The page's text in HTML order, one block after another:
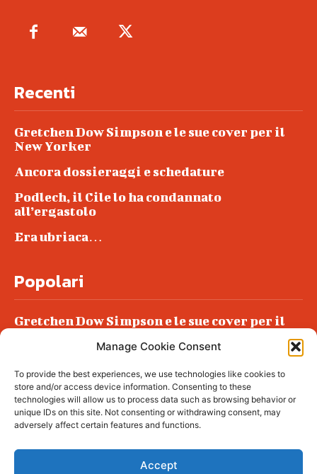
Manage Cookie Consent
To provide the best experiences, we use technologies like cookies to
store and/or access device information. Consenting to these
technologies will allow us to process data such as browsing behavior or
unique IDs on this site. Not consenting or withdrawing consent, may
adversely affect certain features and functions.
Accept
Recenti
Gretchen Dow Simpson e le sue cover per il
New Yorker
Ancora dossieraggi e schedature
Podlech, il Cile lo ha condannato
all’ergastolo
Era ubriaca…
Popolari
Gretchen Dow Simpson e le sue cover per il
Podlech, il Cile lo ha condannato
all’ergastolo
Era ubriaca…